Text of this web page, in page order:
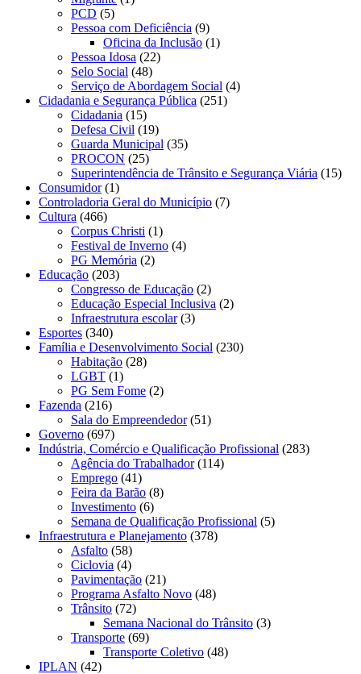
PCD (5)
Pessoa com Deficiência (9)
Oficina da Inclusão (1)
Pessoa Idosa (22)
Selo Social (48)
Serviço de Abordagem Social (4)
Cidadania e Segurança Pública (251)
Cidadania (15)
Defesa Civil (19)
Guarda Municipal (35)
PROCON (25)
Superintendência de Trânsito e Segurança Viária (15)
Consumidor(1)
Controladoria Geral do Município (7)
Cultura (466)
Corpus Christi (1)
Festival de Inverno (4)
PG Memória (2)
Educação (203)
Congresso de Educação (2)
Educação Especial Inclusiva (2)
Infraestrutura escolar(3)
Esportes (340)
Família e Desenvolvimento Social (230)
Habitação (28)
LGBT (1)
PG Sem Fome (2)
Fazenda (216)
Sala do Empreendedor(51)
Governo (697)
Indústria, Comércio e Qualificação Profissional (283)
Agência do Trabalhador(114)
Emprego (41)
Feira da Barão (8)
Investimento (6)
Semana de Qualificação Profissional (5)
Infraestrutura e Planejamento (378)
Asfalto (58)
Ciclovia (4)
Pavimentação (21)
Programa Asfalto Novo (48)
Trânsito (72)
Semana Nacional do Trânsito (3)
Transporte (69)
Transporte Coletivo (48)
IPLAN (42)